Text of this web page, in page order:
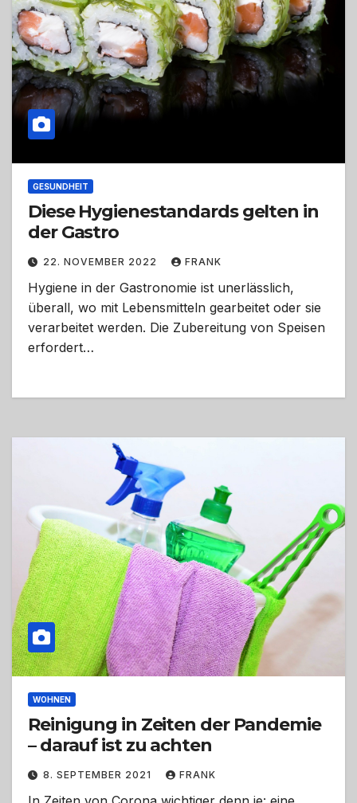
GESUNDHEIT
Diese Hygienestandards gelten in
der Gastro
22. NOVEMBER 2022 FRANK
Hygiene in der Gastronomie ist unerlässlich,
überall, wo mit Lebensmitteln gearbeitet oder sie
verarbeitet werden. Die Zubereitung von Speisen
erfordert…
WOHNEN
Reinigung in Zeiten der Pandemie
– darauf ist zu achten
8. SEPTEMBER 2021 FRANK